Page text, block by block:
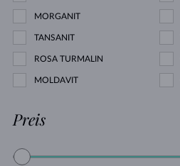
MORGANIT
TANSANIT
ROSA TURMALIN
MOLDAVIT
Preis